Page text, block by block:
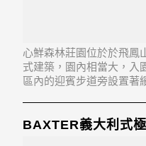
心鮮森林莊園位於於飛鳳
式建築，園內相當大，入
區內的迎賓步道旁設置著
BAXTER義大利式